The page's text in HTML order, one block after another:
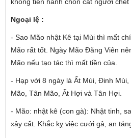
Ngoại lệ :
- Sao Mão nhật Kê tại Mùi thì mất
Mão rất tốt. Ngày Mão Đăng Viên
Mão nếu tạo tác thì mất tiền của.
- Hạp với 8 ngày là Ất Mùi, Đinh
Mão, Tân Mão, Ất Hợi và Tân Hợi.
- Mão: nhật kê (con gà): Nhật tinh,
xây cất. Khắc kỵ việc cưới gả, an